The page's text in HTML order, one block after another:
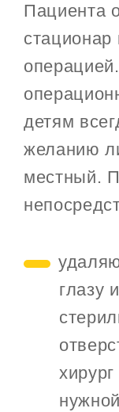
Пациента
детям
желанию
местный.
глазу